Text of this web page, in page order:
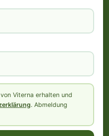
Viterna erhalten und
. Abmeldung